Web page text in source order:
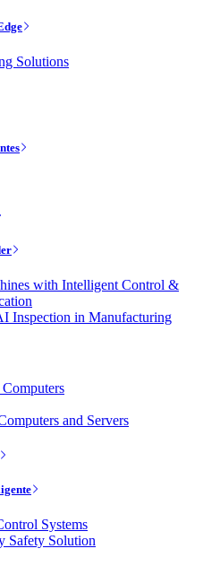
Solutions
with Intelligent Control &
Inspection in Manufacturing
and Servers
Systems
Safety Solution